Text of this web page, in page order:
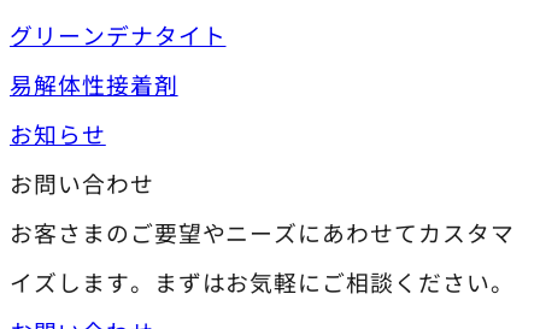
グリーンデナタイト
易解体性接着剤
お知らせ
お問い合わせ
お客さまのご要望やニーズにあわせてカスタマ
イズします。まずはお気軽にご相談ください。